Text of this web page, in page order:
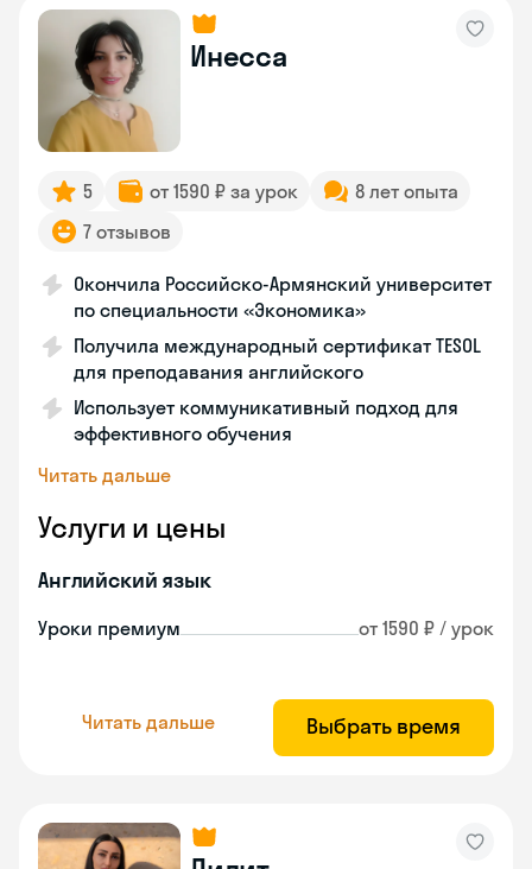
Инесса
5 от 1590 ₽ за урок
8 лет опыта
7 отзывов
Окончила Российско-Армянский университет
по специальности «Экономика»
Получила международный сертификат TESOL
для преподавания английского
Использует коммуникативный подход для
эффективного обучения
Читать дальше
Услуги и цены
Английский язык
Уроки премиум от 1590 ₽ / урок
Читать дальше Выбрать время